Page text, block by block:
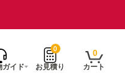
ガイド
0
お見積り
0
カート